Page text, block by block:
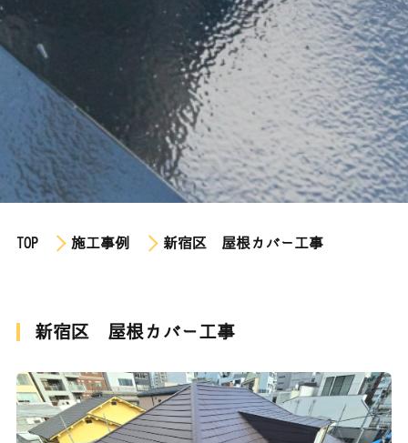
TOP 施工事例 新宿区 屋根カバー工事
新宿区 屋根カバー工事